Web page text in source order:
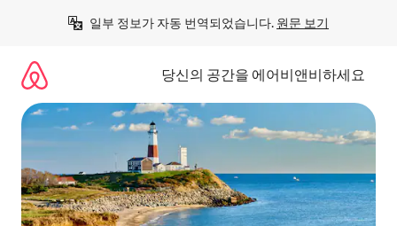
일부 정보가 자동 번역되었습니다. 원문 보기
당신의 공간을 에어비앤비하세요